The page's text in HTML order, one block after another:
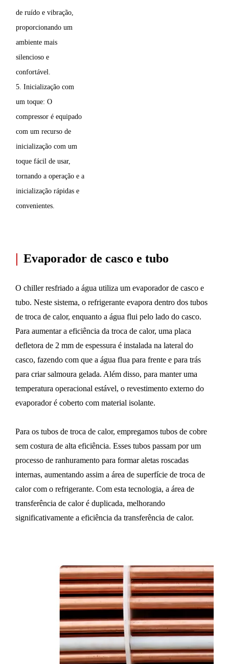
de ruído e vibração,
proporcionando um
ambiente mais
silencioso e
confortável.
5. Inicialização com
um toque: O
compressor é equipado
com um recurso de
inicialização com um
toque fácil de usar,
tornando a operação e a
inicialização rápidas e
convenientes.
| Evaporador de casco e tubo
O chiller resfriado a água utiliza um evaporador de casco e
tubo. Neste sistema, o refrigerante evapora dentro dos tubos
de troca de calor, enquanto a água flui pelo lado do casco.
Para aumentar a eficiência da troca de calor, uma placa
defletora de 2 mm de espessura é instalada na lateral do
casco, fazendo com que a água flua para frente e para trás
para criar salmoura gelada. Além disso, para manter uma
temperatura operacional estável, o revestimento externo do
evaporador é coberto com material isolante.
Para os tubos de troca de calor, empregamos tubos de cobre
sem costura de alta eficiência. Esses tubos passam por um
processo de ranhuramento para formar aletas roscadas
internas, aumentando assim a área de superfície de troca de
calor com o refrigerante. Com esta tecnologia, a área de
transferência de calor é duplicada, melhorando
significativamente a eficiência da transferência de calor.